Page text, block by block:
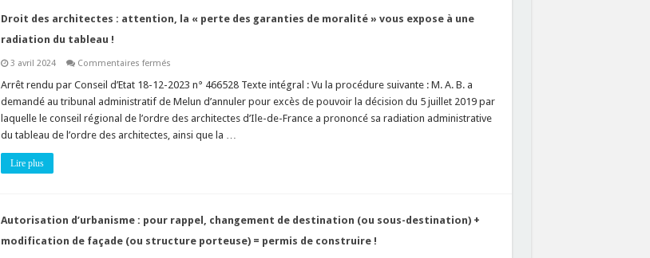
Droit des architectes : attention, la « perte des garanties de moralité » vous expose à une
radiation du tableau !
3 avril 2024 Commentaires ferméssur
des
:
attention,
la
« perte
une
radiation
du
tableau
Arrêt rendu par Conseil d’Etat 18-12-2023 n° 466528 Texte intégral : Vu la procédure suivante : M. A. B. a
demandé au tribunal administratif de Melun d’annuler pour excès de pouvoir la décision du 5 juillet 2019 par
laquelle le conseil régional de l’ordre des architectes d’Ile-de-France a prononcé sa radiation administrative
du tableau de l’ordre des architectes, ainsi que la …
Lire plus
Autorisation d’urbanisme : pour rappel, changement de destination (ou sous-destination) +
modification de façade (ou structure porteuse) = permis de construire !